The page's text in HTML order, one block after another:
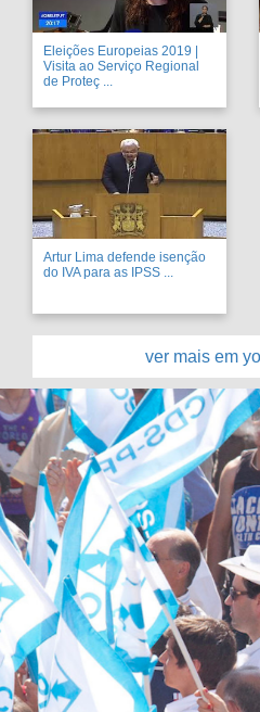
Eleições Europeias 2019 |
Visita ao Serviço Regional
de Proteç ...
Artur Lima defende isenção
do IVA para as IPSS ...
ver mais em